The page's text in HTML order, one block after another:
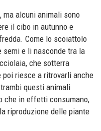
ma alcuni animali sono
il cibo in autunno e
Come lo scoiattolo
semi e li nasconde tra la
che sotterra
poi riesce a ritrovarli anche
questi animali
che in effetti consumano,
riproduzione delle piante